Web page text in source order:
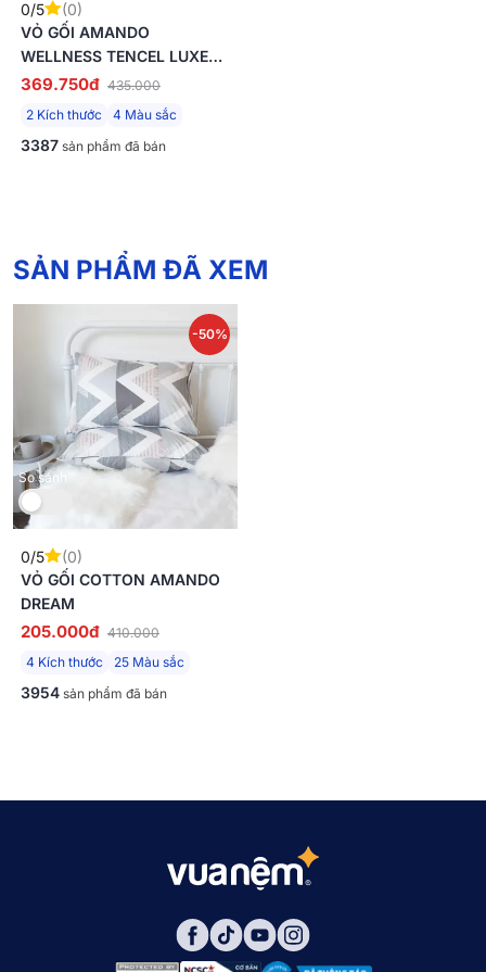
0/5
(0)
VỎ GỐI AMANDO
WELLNESS TENCEL LUXE
MỀM MẠI
369.750đ 435.000
2 Kích thước
4 Màu sắc
3387 sản phẩm đã bán
SẢN PHẨM ĐÃ XEM
So sánh
-50%
0/5
(0)
VỎ GỐI COTTON AMANDO
DREAM
205.000đ 410.000
4 Kích thước
25 Màu sắc
3954 sản phẩm đã bán